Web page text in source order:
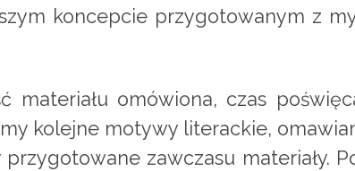
koncepcie przygotowanym z
materiału omówiona, czas
kolejne motywy literackie,
zawczasu materiały.